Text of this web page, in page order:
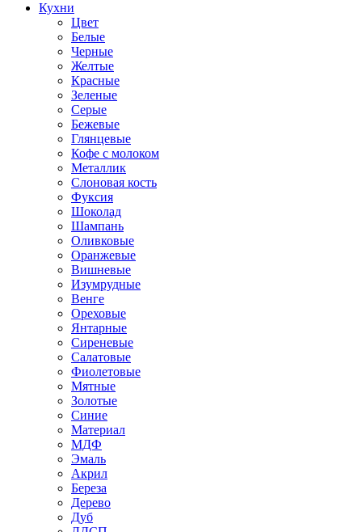
Кухни
Цвет
Белые
Черные
Желтые
Красные
Зеленые
Серые
Бежевые
Глянцевые
Кофе с молоком
Металлик
Слоновая кость
Фуксия
Шоколад
Шампань
Оливковые
Оранжевые
Вишневые
Изумрудные
Венге
Ореховые
Янтарные
Сиреневые
Салатовые
Фиолетовые
Мятные
Золотые
Синие
Материал
МДФ
Эмаль
Акрил
Береза
Дерево
Дуб